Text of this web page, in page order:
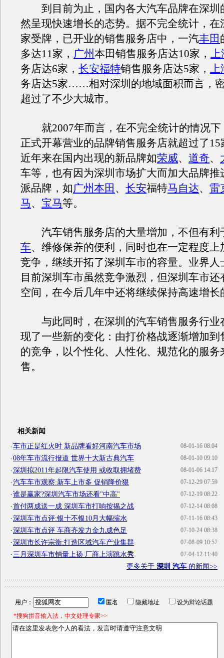
到目前为止，国内各大汽车品牌在深圳
然呈现快速增长的态势。据不完全统计，在
家受牌，已开业的销售服务店中，一汽丰田
多达11家， 广州本田销售服务店达10家， 上
务店达6家， 长安福特销售服务店达5家， 上
务店达5家……相对深圳的地域面积而言，
超过了不少大城市。
就2007年而言，在不完全统计的情况下
正式开幕营业的品牌销售服务店就超过了
近年来在国内出现的新品牌如荣威、 道奇、
车等，也有因为深圳市场扩大而加大品牌推
派品牌，如广州本田 、 长安福特马自达、 雷
马、 宝马等。
汽车销售服务店的大量增加，不但有利
车、维修保养的便利，同时也在一定程度上
竞争，继续开拓了深圳车市的容量。业界人
目前深圳车市虽然竞争激烈，但深圳车市还
空间，在今后几年中还将继续保持高速增长
与此同时，在深圳的汽车销售服务行业
现了一些新的变化：由打价格战逐渐增加到
的竞争，以个性化、人性化、规范化的服务
售。
相关新闻
08-01-16 08:04
·车市正是红火时 新品牌看好河南汽车市场
08-01-10 09:10
·08年车市流行报道 世界十大新古典汽车
08-01-06 14:17
·深圳拟2011年起限汽车使用 或收取拥堵费
07-12-29 07:59
·汽车车市观察:新车上市多 促销降价狠
07-12-19 08:22
·谁是赢家?深圳汽车市场还看"中高"
07-12-14 08:08
·首付两成送一成 深圳车市打响按揭之战
07-11-16 08:43
·深圳车市点评:银十不银10月大幅缩水
07-10-24 08:38
·深圳车市点评 车商齐发力金九成色足
07-08-09 10:57
·深圳市长许宗衡:打造区域汽车产业集群
07-04-12 11:40
·三月深圳车市销量上扬 厂商上演跳水秀
更多关于 深圳 汽车 的新闻>>
用户： 匿名 隐藏地址
设为辩论话题
*搜狗拼音输入法，中文处理专家>>